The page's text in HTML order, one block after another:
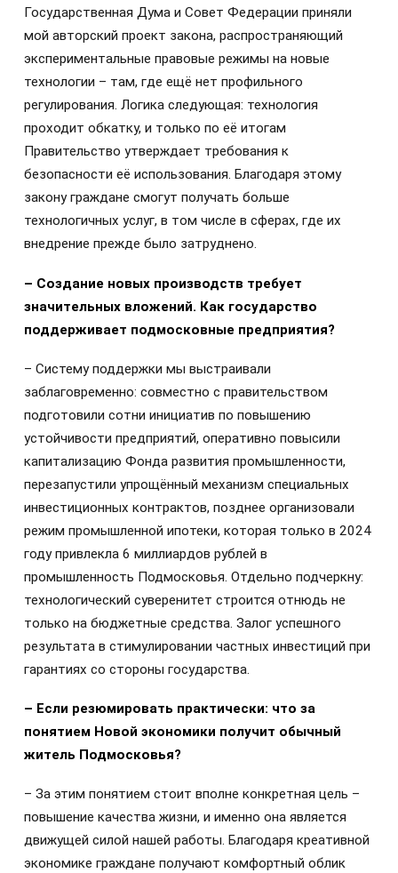
Государственная Дума и Совет Федерации приняли
мой авторский проект закона, распространяющий
экспериментальные правовые режимы на новые
технологии – там, где ещё нет профильного
регулирования. Логика следующая: технология
проходит обкатку, и только по её итогам
Правительство утверждает требования к
безопасности её использования. Благодаря этому
закону граждане смогут получать больше
технологичных услуг, в том числе в сферах, где их
внедрение прежде было затруднено.
– Создание новых производств требует
значительных вложений. Как государство
поддерживает подмосковные предприятия?
– Систему поддержки мы выстраивали
заблаговременно: совместно с правительством
подготовили сотни инициатив по повышению
устойчивости предприятий, оперативно повысили
капитализацию Фонда развития промышленности,
перезапустили упрощённый механизм специальных
инвестиционных контрактов, позднее организовали
режим промышленной ипотеки, которая только в 2024
году привлекла 6 миллиардов рублей в
промышленность Подмосковья. Отдельно подчеркну:
технологический суверенитет строится отнюдь не
только на бюджетные средства. Залог успешного
результата в стимулировании частных инвестиций при
гарантиях со стороны государства.
– Если резюмировать практически: что за
понятием Новой экономики получит обычный
житель Подмосковья?
– За этим понятием стоит вполне конкретная цель –
повышение качества жизни, и именно она является
движущей силой нашей работы. Благодаря креативной
экономике граждане получают комфортный облик